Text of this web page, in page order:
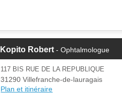
Kopito Robert - Ophtalmologue
117 BIS RUE DE LA REPUBLIQUE
31290 Villefranche-de-lauragais
Plan et itinéraire